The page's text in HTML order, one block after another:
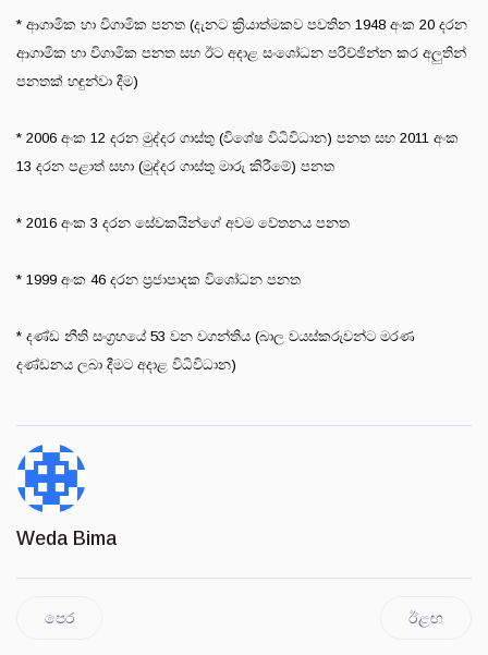
* ආගාමික හා විගාමික පනත (දැනට ක්‍රියාත්මකව පවතින 1948 අංක 20 දරන
ආගාමික හා විගාමික පනත සහ ඊට අදාළ සංශෝධන පරිච්ඡින්න කර අලුතින්
පනතක් හඳුන්වා දීම)
* 2006 අංක 12 දරන මුද්දර ගාස්තු (විශේෂ විධිවිධාන) පනත සහ 2011 අංක
13 දරන පළාත් සභා (මුද්දර ගාස්තු මාරු කිරීමේ) පනත
* 2016 අංක 3 දරන සේවකයින්ගේ අවම වේතනය පනත
* 1999 අංක 46 දරන ප්‍රජාපාදක විශෝධන පනත
* දණ්ඩ නීති සංග්‍රහයේ 53 වන වගන්තිය (බාල වයස්කරුවන්ට මරණ
දණ්ඩනය ලබා දීමට අදාළ විධිවිධාන)
Weda Bima
පෙර ඊළඟ